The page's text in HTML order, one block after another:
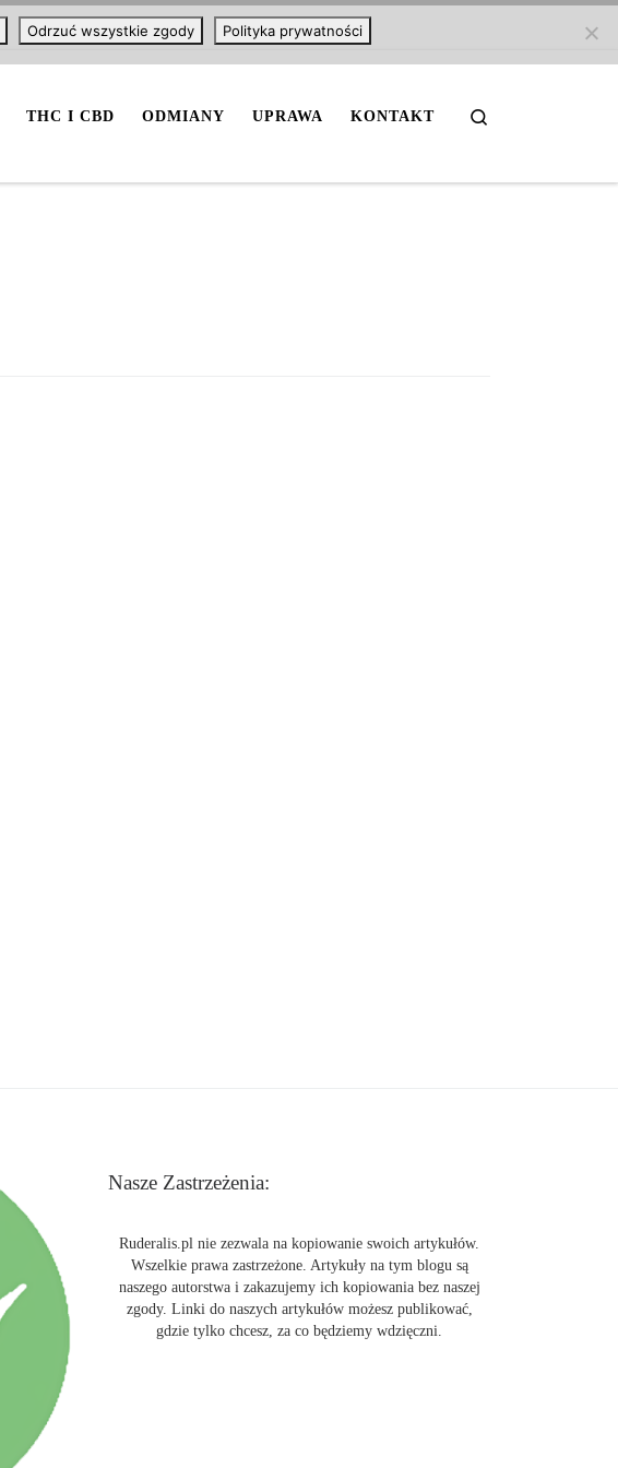
THC I CBD ODMIANY UPRAWA KONTAKT
Nasze Zastrzeżenia:
Ruderalis.pl nie zezwala na kopiowanie swoich artykułów.
Wszelkie prawa zastrzeżone. Artykuły na tym blogu są
naszego autorstwa i zakazujemy ich kopiowania bez naszej
zgody. Linki do naszych artykułów możesz publikować,
gdzie tylko chcesz, za co będziemy wdzięczni.
Odrzuć wszystkie zgody Polityka prywatności